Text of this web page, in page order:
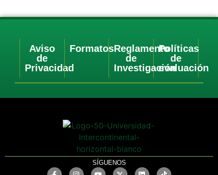
Aviso
de
Privacidad
FormatosReglamento
de
Investigación
Políticas
de
evaluación
SÍGUENOS